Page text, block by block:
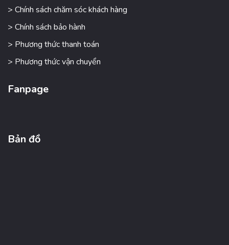
> Chính sách chăm sóc khách hàng
> Chính sách bảo hành
> Phương thức thanh toán
> Phương thức vận chuyển
Fanpage
Bản đồ